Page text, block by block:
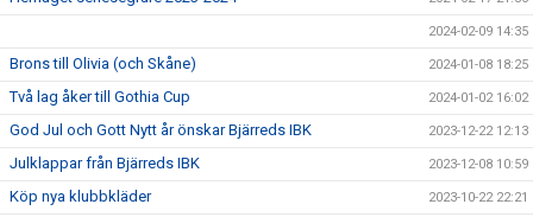
2024-02-09 14:35
Brons till Olivia (och Skåne) 2024-01-08 18:25
Två lag åker till Gothia Cup 2024-01-02 16:02
God Jul och Gott Nytt år önskar Bjärreds IBK 2023-12-22 12:13
Julklappar från Bjärreds IBK 2023-12-08 10:59
Köp nya klubbkläder 2023-10-22 22:21